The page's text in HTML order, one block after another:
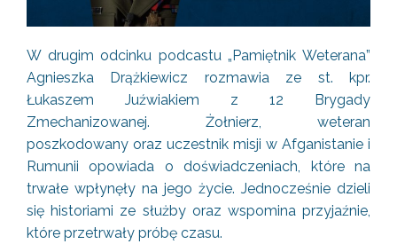
W drugim odcinku podcastu „Pamiętnik Weterana”
Agnieszka Drążkiewicz rozmawia ze st. kpr.
Łukaszem Juźwiakiem z 12 Brygady
Zmechanizowanej. Żołnierz, weteran
poszkodowany oraz uczestnik misji w Afganistanie i
Rumunii opowiada o doświadczeniach, które na
trwałe wpłynęły na jego życie. Jednocześnie dzieli
się historiami ze służby oraz wspomina przyjaźnie,
które przetrwały próbę czasu.